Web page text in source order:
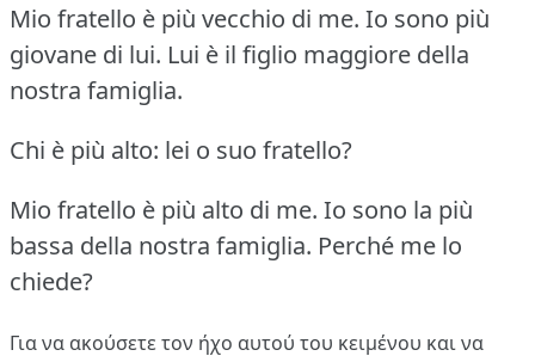
Mio fratello è più vecchio di me. Io sono più
giovane di lui. Lui è il figlio maggiore della
nostra famiglia.
Chi è più alto: lei o suo fratello?
Mio fratello è più alto di me. Io sono la più
bassa della nostra famiglia. Perché me lo
chiede?
Για να ακούσετε τον ήχο αυτού του κειμένου και να